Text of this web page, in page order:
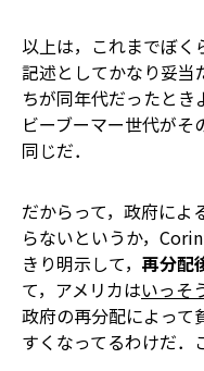
以上は，これまでぼく
記述としてかなり妥当
ちが同年代だったと
ビーブーマー世代がそ
同じだ．
だからって，政府によ
らない――というか，
きり明示して， 再分配
て，アメリカはいっそ
政府の再分配によって
すくなってるわけだ．